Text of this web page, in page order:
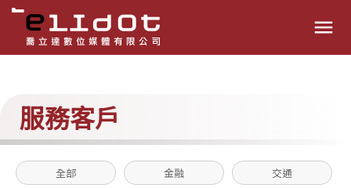
menu
服務客戶
全部 金融 交通